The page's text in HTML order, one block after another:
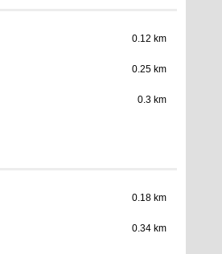
0.12 km
0.25 km
0.3 km
0.18 km
0.34 km